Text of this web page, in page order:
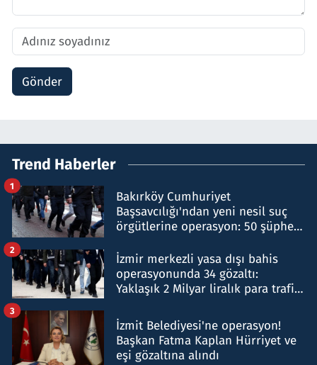
Gönder
Trend Haberler
Bakırköy Cumhuriyet
Başsavcılığı'ndan yeni nesil suç
örgütlerine operasyon: 50 şüpheli
1
İzmir merkezli yasa dışı bahis
operasyonunda 34 gözaltı:
Yaklaşık 2 Milyar liralık para trafiği
2
İzmit Belediyesi'ne operasyon!
Başkan Fatma Kaplan Hürriyet ve
eşi gözaltına alındı
3